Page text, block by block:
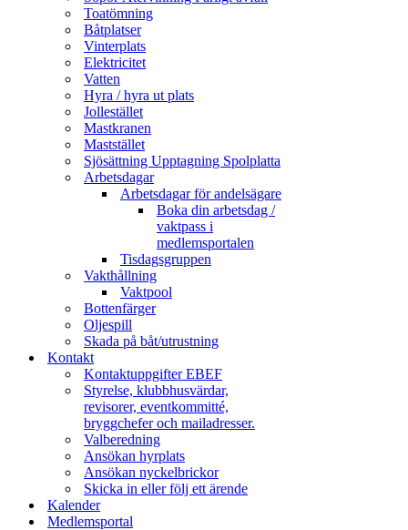
Toatömning
Båtplatser
Vinterplats
Elektricitet
Vatten
Hyra / hyra ut plats
Jollestället
Mastkranen
Maststället
Sjösättning Upptagning Spolplatta
Arbetsdagar
Arbetsdagar för andelsägare
Boka din arbetsdag /
vaktpass i
medlemsportalen
Tisdagsgruppen
Vakthållning
Vaktpool
Bottenfärger
Oljespill
Skada på båt/utrustning
Kontakt
Kontaktuppgifter EBEF
Styrelse, klubbhusvärdar,
revisorer, eventkommitté,
bryggchefer och mailadresser.
Valberedning
Ansökan hyrplats
Ansökan nyckelbrickor
Skicka in eller följ ett ärende
Kalender
Medlemsportal